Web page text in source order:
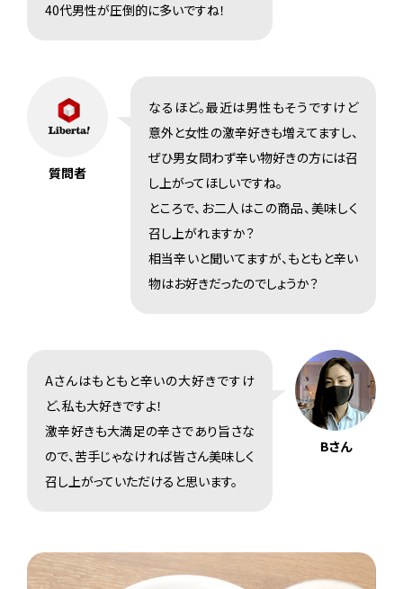
40代男性が圧倒的に多いですね！
質問者
なるほど。最近は男性もそうですけど
意外と女性の激辛好きも増えてますし、
ぜひ男女問わず辛い物好きの方には召
し上がってほしいですね。
ところで、お二人はこの商品、美味しく
召し上がれますか？
相当辛いと聞いてますが、もともと辛い
物はお好きだったのでしょうか？
Bさん
Aさんはもともと辛いの大好きですけ
ど、私も大好きですよ！
激辛好きも大満足の辛さであり旨さな
ので、苦手じゃなければ皆さん美味しく
召し上がっていただけると思います。